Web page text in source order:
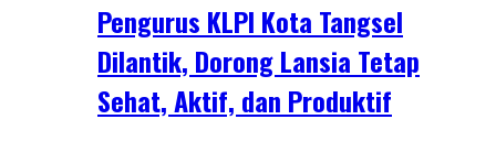
Pengurus KLPI Kota Tangsel
Dilantik, Dorong Lansia Tetap
Sehat, Aktif, dan Produktif